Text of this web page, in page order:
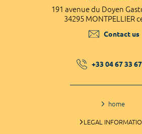
191 avenue du Doyen
34295 MONTPELLIER
Contact us
+33 04 67 33
home
LEGAL